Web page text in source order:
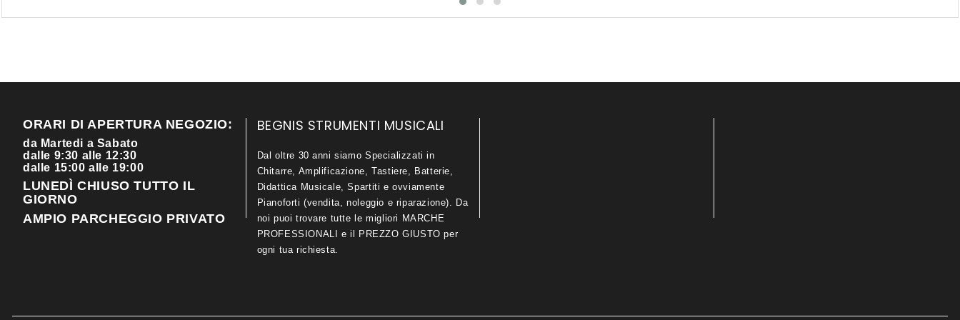
ORARI DI APERTURA NEGOZIO:
da Martedi a Sabato
dalle 9:30 alle 12:30
dalle 15:00 alle 19:00
LUNEDÌ CHIUSO TUTTO IL
GIORNO
AMPIO PARCHEGGIO PRIVATO
BEGNIS STRUMENTI MUSICALI
Dal oltre 30 anni siamo Specializzati in
Chitarre, Amplificazione, Tastiere, Batterie,
Didattica Musicale, Spartiti e ovviamente
Pianoforti (vendita, noleggio e riparazione). Da
noi puoi trovare tutte le migliori MARCHE
PROFESSIONALI e il PREZZO GIUSTO per
ogni tua richiesta.